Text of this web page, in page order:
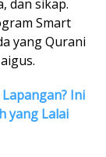
dan sikap.
Smart
yang Qurani
Ini
yang Lalai